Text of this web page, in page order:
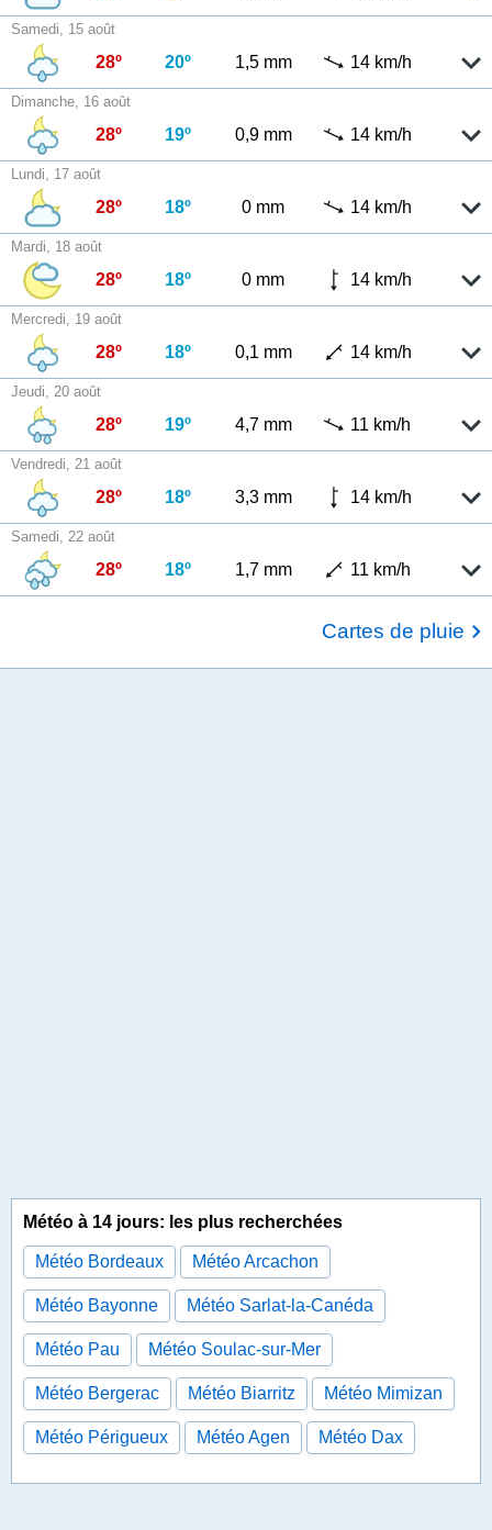
Samedi, 15 août
28º 20º 1,5 mm 14 km/h
Dimanche, 16 août
28º 19º 0,9 mm 14 km/h
Lundi, 17 août
28º 18º 0 mm 14 km/h
Mardi, 18 août
28º 18º 0 mm 14 km/h
Mercredi, 19 août
28º 18º 0,1 mm 14 km/h
Jeudi, 20 août
28º 19º 4,7 mm 11 km/h
Vendredi, 21 août
28º 18º 3,3 mm 14 km/h
Samedi, 22 août
28º 18º 1,7 mm 11 km/h
Cartes de pluie
Météo à 14 jours: les plus recherchées
Météo Bordeaux Météo Arcachon
Météo Bayonne Météo Sarlat-la-Canéda
Météo Pau Météo Soulac-sur-Mer
Météo Bergerac Météo Biarritz Météo Mimizan
Météo Périgueux Météo Agen Météo Dax